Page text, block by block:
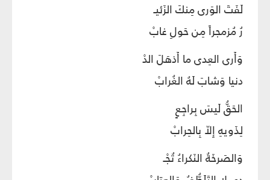
لَفَتَ الوَرى مِنكَ الزَئيـ
رُ مُزمجراً مِن حَولِ غابْ
وَأَرى العِدى ما أَذهَلَ الدْ
دنيا وَشابَ لَهُ الغُرابْ
الحَقُّ لَيسَ بِراجِعٍ
لِذَويهِ إِلاّ بِالحِرابْ
وَالصَرخَةُ النَكراءُ تُجْـ